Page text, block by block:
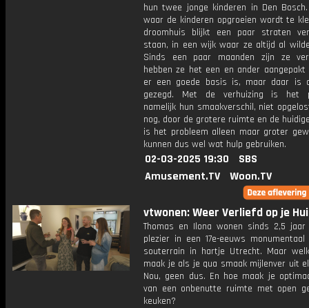
hun twee jonge kinderen in Den
waar de kinderen opgroeien wordt te
droomhuis blijkt een paar straten
staan, in een wijk waar ze altijd al
Sinds een paar maanden zijn ze
hebben ze het een en ander aangepakt
er een goede basis is, maar daar is
gezegd. Met de verhuizing is het
namelijk hun smaakverschil, niet
nog, door de grotere ruimte en de
is het probleem alleen maar groter
kunnen dus wel wat hulp gebruiken.
02-03-2025 19:30
SBS
Amusement.TV
Woon.TV
vtwonen: Weer Verliefd op je
Thomas en Ilona wonen sinds 2,5
plezier in een 17e-eeuws
souterrain in hartje Utrecht. Maar
maak je als je qua smaak mijlenver uit
Nou, geen dus. En hoe maak je
van een onbenutte ruimte met open
keuken?